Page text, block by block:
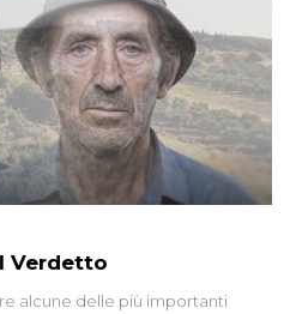
Verdetto
alcune delle più importanti